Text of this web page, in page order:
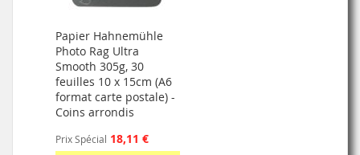
Papier Hahnemühle
Photo Rag Ultra
Smooth 305g, 30
feuilles 10 x 15cm (A6
format carte postale) -
Coins arrondis
Prix Spécial 18,11 €